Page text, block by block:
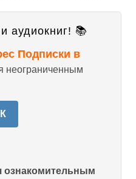
аудиокниг! 📚
Подписки в
неограниченным
ознакомительным